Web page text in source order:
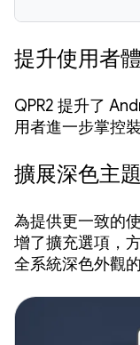
提升使用者
QPR2 提升了
用者進一步掌控
擴展深色主題
為提供更一致的
增了擴充選項，
全系統深色外觀